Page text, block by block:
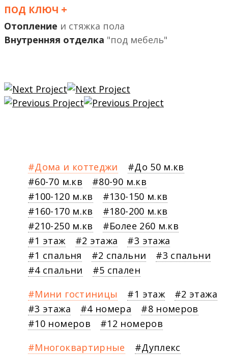
ПОД КЛЮЧ +
Отопление и стяжка пола
Внутренняя отделка "под мебель"
Дома и коттеджи
До 50 м.кв
60-70 м.кв
80-90 м.кв
100-120 м.кв
130-150 м.кв
160-170 м.кв
180-200 м.кв
210-250 м.кв
Более 260 м.кв
1 этаж
2 этажа
3 этажа
1 спальня
2 спальни
3 спальни
4 спальни
5 спален
Мини гостиницы
1 этаж
2 этажа
3 этажа
4 номера
8 номеров
10 номеров
12 номеров
Многоквартирные
Дуплекс